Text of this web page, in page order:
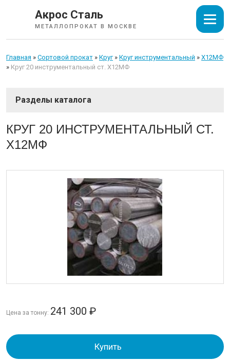
Акрос Сталь
МЕТАЛЛОПРОКАТ В МОСКВЕ
Главная » Сортовой прокат » Круг» Круг инструментальный » Х12МФ
» Круг 20 инструментальный ст. Х12МФ
СОРТОВОЙ ПРОКАТ
Арматура
Полоса стальная
ИЗОЛЯЦИЯ СТАЛЬНЫХ ТРУБ
КРУГ 20 ИНСТРУМЕНТАЛЬНЫЙ СТ.
Х12МФ
Цена за тонну: 241 300 ₽
Купить